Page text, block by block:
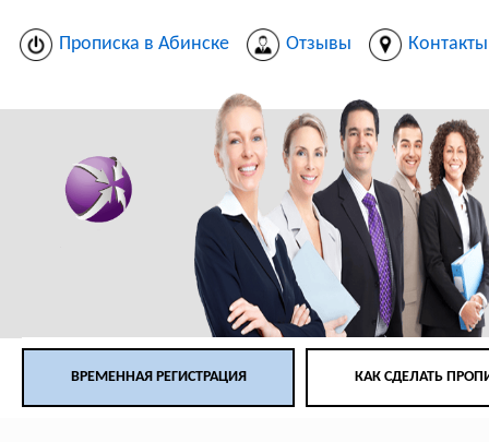
Прописка в Абинске Отзывы Контакты
ВРЕМЕННАЯ РЕГИСТРАЦИЯ КАК СДЕЛАТЬ